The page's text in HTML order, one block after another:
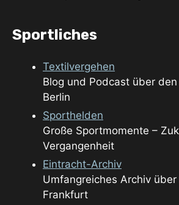
Sportliches
Textilvergehen
Blog und Podcast über den
Berlin
Sporthelden
Große Sportmomente –
Vergangenheit
Eintracht-Archiv
Umfangreiches Archiv
Frankfurt